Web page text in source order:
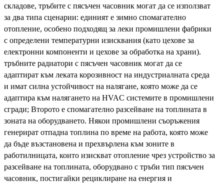
складове, тръбите с пясъчен часовник могат да се използват
за два типа сценарии: единият е зимно спомагателно
отопление, особено подходящ за леки промишлени фабрики
с определени температурни изисквания (като цехове за
електронни компоненти и цехове за обработка на храни).
тръбните радиатори с пясъчен часовник могат да се
адаптират към леката корозивност на индустриалната среда
и имат силна устойчивост на налягане, която може да се
адаптира към налягането на HVAC системите в промишлени
сгради; Второто е спомагателно разсейване на топлината в
зоната на оборудването. Някои промишлени съоръжения
генерират отпадна топлина по време на работа, която може
да бъде възстановена и прехвърлена към зоните в
работилницата, които изискват отопление чрез устройство за
разсейване на топлината, оборудвано с тръби тип пясъчен
часовник, постигайки рециклиране на енергия и